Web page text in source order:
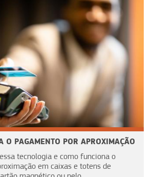
O PAGAMENTO POR APROXIMAÇÃO
tecnologia e como funciona o
em caixas e totens de